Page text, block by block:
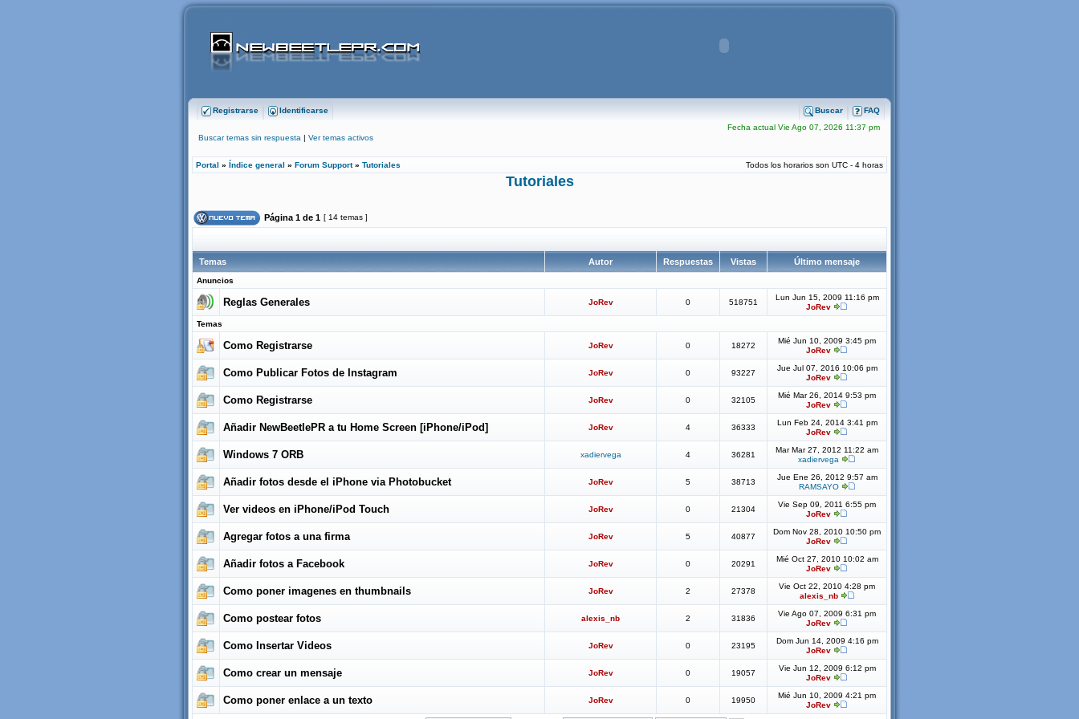
Registrarse Identificarse FAQ
Buscar
Fecha actual Vie Ago 07, 2026 11:37 pm
Buscar temas sin respuesta | Ver temas activos
Portal » Índice general » Forum Support» Tutoriales Todos los horarios son UTC - 4 horas
Tutoriales
Página 1 de 1 [ 14 temas ]
Temas Autor Respuestas Vistas Último mensaje
Anuncios
Reglas Generales JoRev 0 518751
Lun Jun 15, 2009 11:16 pm
JoRev
Temas
Como Registrarse JoRev 0 18272
Mié Jun 10, 2009 3:45 pm
JoRev
Como Publicar Fotos de Instagram JoRev 0 93227
Jue Jul 07, 2016 10:06 pm
JoRev
Como Registrarse JoRev 0 32105
Mié Mar 26, 2014 9:53 pm
JoRev
Añadir NewBeetlePR a tu Home Screen [iPhone/iPod] JoRev 4 36333
Lun Feb 24, 2014 3:41 pm
JoRev
Windows 7 ORB xadiervega 4 36281
Mar Mar 27, 2012 11:22 am
xadiervega
Añadir fotos desde el iPhone via Photobucket JoRev 5 38713
Jue Ene 26, 2012 9:57 am
RAMSAYO
Ver videos en iPhone/iPod Touch JoRev 0 21304
Vie Sep 09, 2011 6:55 pm
JoRev
Agregar fotos a una firma JoRev 5 40877
Dom Nov 28, 2010 10:50 pm
JoRev
Añadir fotos a Facebook JoRev 0 20291
Mié Oct 27, 2010 10:02 am
JoRev
Como poner imagenes en thumbnails JoRev 2 27378
Vie Oct 22, 2010 4:28 pm
alexis_nb
Como postear fotos alexis_nb 2 31836
Vie Ago 07, 2009 6:31 pm
JoRev
Como Insertar Videos JoRev 0 23195
Dom Jun 14, 2009 4:16 pm
JoRev
Como crear un mensaje JoRev 0 19057
Vie Jun 12, 2009 6:12 pm
JoRev
Como poner enlace a un texto JoRev 0 19950
Mié Jun 10, 2009 4:21 pm
JoRev